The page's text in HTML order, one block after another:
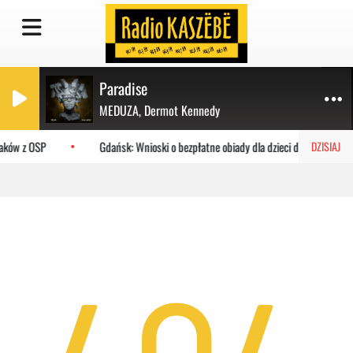
Paradise
MEDUZA, Dermot Kennedy
DZISIAJ
z OSP Gdańsk: Wnioski o bezpłatne obiady dla dzieci do MOPR